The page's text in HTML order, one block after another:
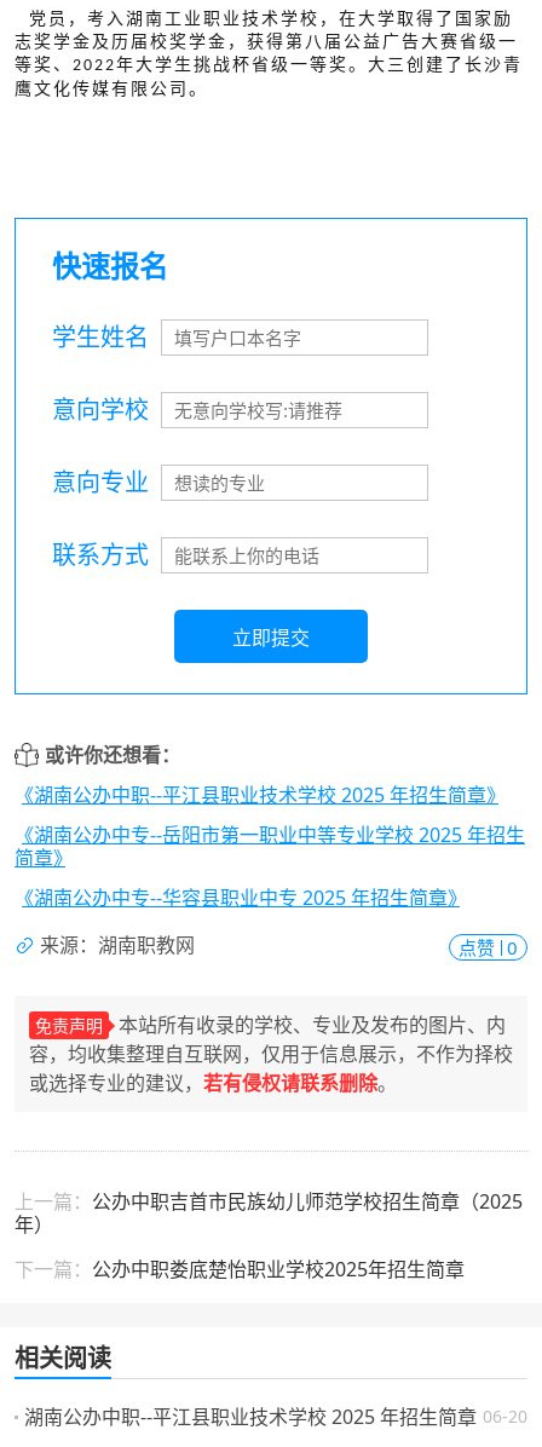
党员，考入湖南工业职业技术学校，在大学取得了国家励
志奖学金及历届校奖学金，获得第八届公益广告大赛省级一
等奖、 2022年大学生挑战杯省级一等奖。大三创建了长沙青
鹰文化传媒有限公司。
快速报名
学生姓名
意向学校
意向专业
联系方式
立即提交
或许你还想看：
《湖南公办中职--平江县职业技术学校 2025 年招生简章》
《湖南公办中专--岳阳市第一职业中等专业学校 2025 年招生
简章》
《湖南公办中专--华容县职业中专 2025 年招生简章》
来源：湖南职教网
点赞 0
免责声明
本站所有收录的学校、专业及发布的图片、内
容，均收集整理自互联网，仅用于信息展示，不作为择校
或选择专业的建议， 若有侵权请联系删除。
上一篇： 公办中职吉首市民族幼儿师范学校招生简章（2025
年）
下一篇： 公办中职娄底楚怡职业学校2025年招生简章
相关阅读
06-20
湖南公办中职--平江县职业技术学校 2025 年招生简章